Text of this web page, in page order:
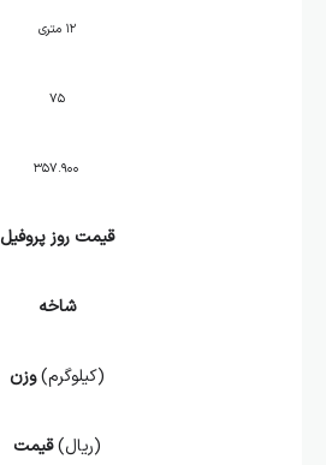
۱۲ متری
۷۵
۳۵۷.۹۰۰
قیمت روز پروفیل
شاخه
(کیلوگرم)وزن
(ریال)قیمت